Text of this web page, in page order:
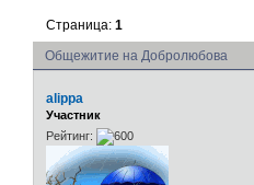
Общежитие на Добролюбова
Страница:1
alippa
Участник
Рейтинг: